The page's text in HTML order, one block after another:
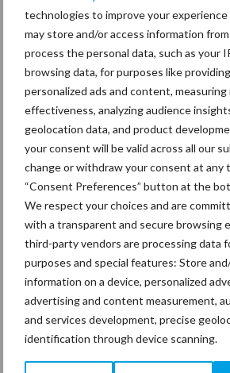
technologies to improve your
may store and/or access information
process the personal data, such as your
browsing data, for purposes like
personalized ads and content,
effectiveness, analyzing audience
geolocation data, and product
your consent will be valid across all our
change or withdraw your consent at any
“Consent Preferences” button at the
We respect your choices and are
with a transparent and secure browsing
third-party vendors are processing data
purposes and special features: Store
information on a device, personalized
advertising and content measurement,
and services development, precise
identification through device scanning.
Primaire
Sidebar
Recent nieuws
30 dec
Hervorming
maren
Freddy van de
“Glazenwassen
maar innoveren
24 dec
Friendship Sports
vrienden voor het
23 dec
Business Apps: